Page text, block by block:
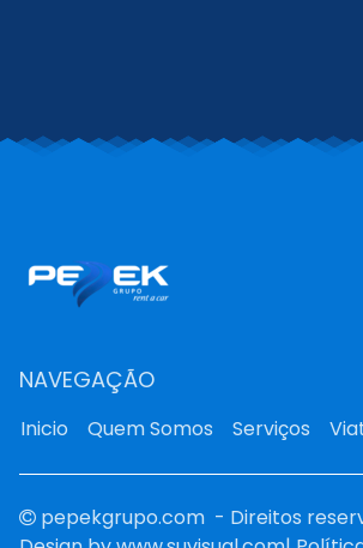
NAVEGAÇÃO
Inicio Quem Somos Serviços
pepekgrupo.com - Direitos